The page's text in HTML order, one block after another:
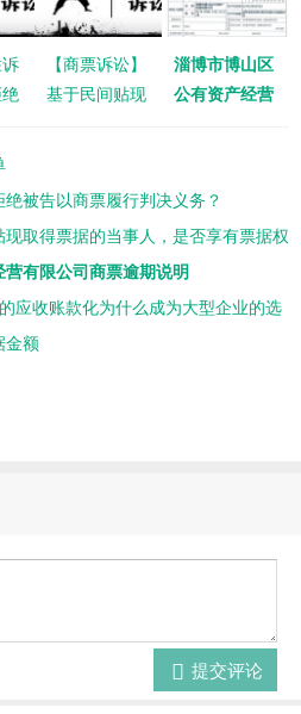
【商票诉讼】
基于民间贴现
淄博市博山区
公有资产经营
被告以商票履行判决义务？
现取得票据的当事人，是否享有票据权
有限公司商票逾期说明
应收账款化为什么成为大型企业的选
金额
提交评论